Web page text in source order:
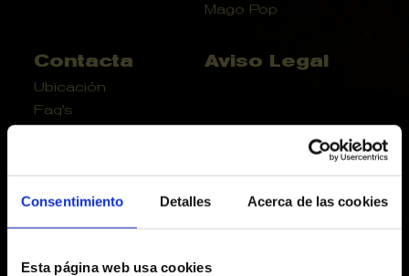
Consentimiento Detalles Acerca de las cookies
Esta página web usa cookies
Mago Pop
Contacta
Ubicación
Faq's
Aviso Legal
Política de
privacidad
Politica de
cookies
Cómo llegar